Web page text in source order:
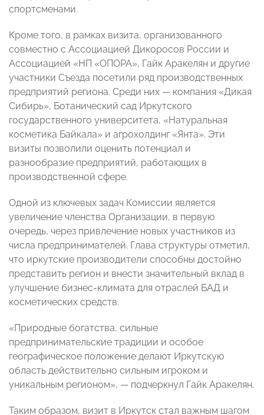
спортсменами.
Кроме того, в рамках визита, организованного
совместно с Ассоциацией Дикоросов России и
Ассоциацией «НП «ОПОРА», Гайк Аракелян и другие
участники Съезда посетили ряд производственных
предприятий региона. Среди них — компания «Дикая
Сибирь», Ботанический сад Иркутского
государственного университета, «Натуральная
косметика Байкала» и агрохолдинг «Янта». Эти
визиты позволили оценить потенциал и
разнообразие предприятий, работающих в
производственной сфере.
Одной из ключевых задач Комиссии является
увеличение членства Организации, в первую
очередь, через привлечение новых участников из
числа предпринимателей. Глава структуры отметил,
что иркутские производители способны достойно
представить регион и внести значительный вклад в
улучшение бизнес-климата для отраслей БАД и
косметических средств.
«Природные богатства, сильные
предпринимательские традиции и особое
географическое положение делают Иркутскую
область действительно сильным игроком и
уникальным регионом», — подчеркнул Гайк Аракелян.
Таким образом, визит в Иркутск стал важным шагом